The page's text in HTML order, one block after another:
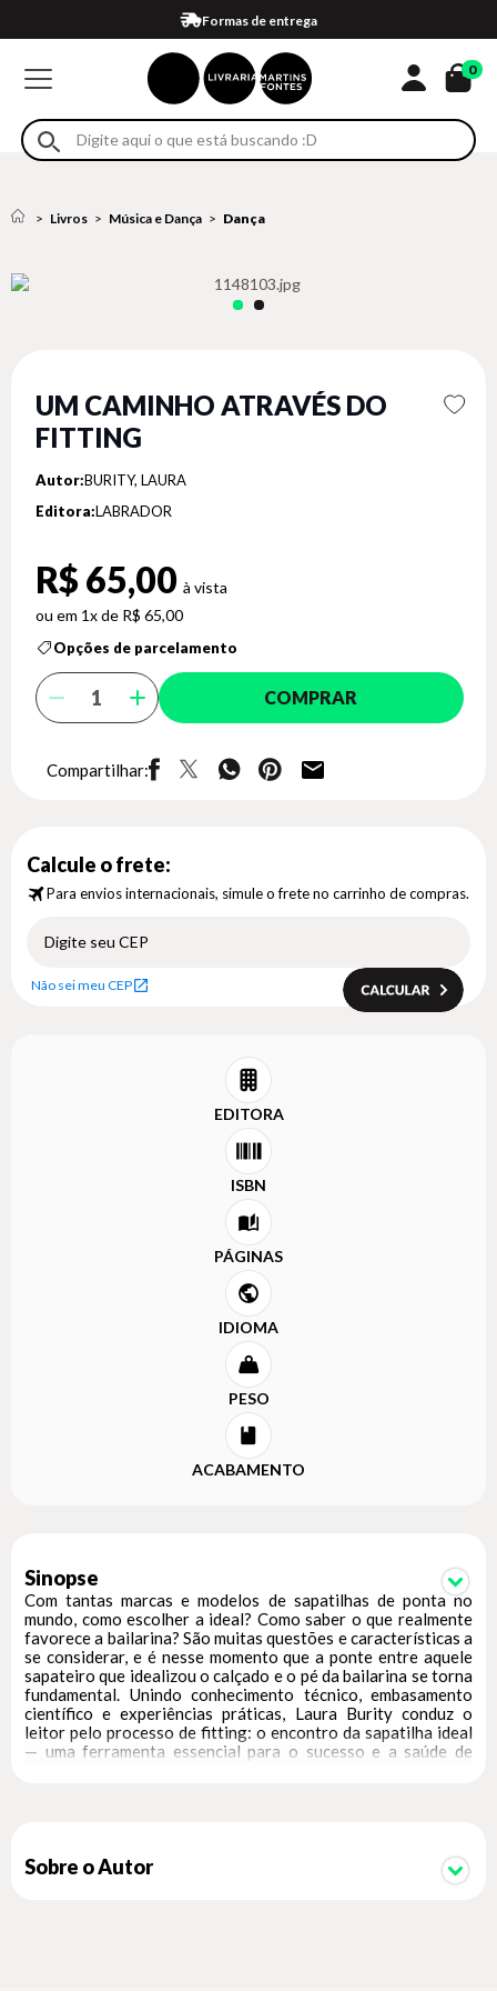
Formas de entrega
Compra 100% segura
Em até 4x sem juros no cartão*
Retire na loja
Eventos
0
Livros Música e Dança Dança
UM CAMINHO ATRAVÉS DO
FITTING
Autor:BURITY, LAURA
Editora:LABRADOR
R$ 65,00
1x de R$ 65,00
Opções de parcelamento
COMPRAR
Compartilhar:
Calcule o frete:
Para envios internacionais, simule o frete no carrinho de compras.
Não sei meu CEP
EDITORA
ISBN
PÁGINAS
IDIOMA
PESO
ACABAMENTO
Sinopse
Com tantas marcas e modelos de sapatilhas de ponta no
mundo, como escolher a ideal? Como saber o que realmente
favorece a bailarina? São muitas questões e características a
se considerar, e é nesse momento que a ponte entre aquele
sapateiro que idealizou o calçado e o pé da bailarina se torna
fundamental. Unindo conhecimento técnico, embasamento
científico e experiências práticas, Laura Burity conduz o
leitor pelo processo de fitting: o encontro da sapatilha ideal
— uma ferramenta essencial para o sucesso e a saúde de
tornando-se o próprio caminho que ela vem trilhando em sua
vida. QUE ESTE CAMINHO TAMBÉM ABRA PORTAS PARA
Sobre o Autor